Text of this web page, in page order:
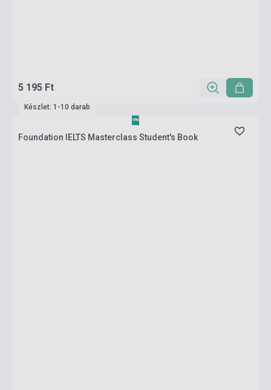
5 195 Ft
Készlet: 1-10 darab
Foundation IELTS Masterclass Student's Book